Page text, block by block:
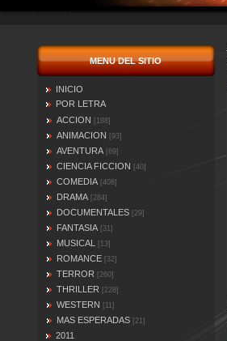
MENU DEL SITIO
INICIO
POR LETRA
ACCION
[188]
ANIMACION [93]
AVENTURA [69]
CIENCIA FICCION [40]
COMEDIA [408]
DRAMA [284]
DOCUMENTALES [29]
FANTASIA [31]
MUSICAL [13]
ROMANCE [32]
TERROR [260]
THRILLER [228]
WESTERN [11]
MAS ESPERADAS [21]
2011